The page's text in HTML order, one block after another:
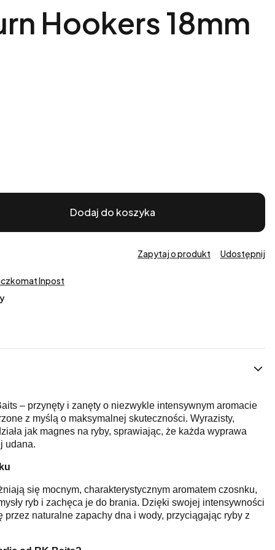
Hookers 18mm
Dodaj do koszyka
Zapytaj o produkt Udostępnij
Inpost
– przynęty i zanęty o niezwykle intensywnym aromacie
z myślą o maksymalnej skuteczności. Wyrazisty,
jak magnes na ryby, sprawiając, że każda wyprawa
udana.
się mocnym, charakterystycznym aromatem czosnku,
ryb i zachęca je do brania. Dzięki swojej intensywności
przez naturalne zapachy dna i wody, przyciągając ryby z